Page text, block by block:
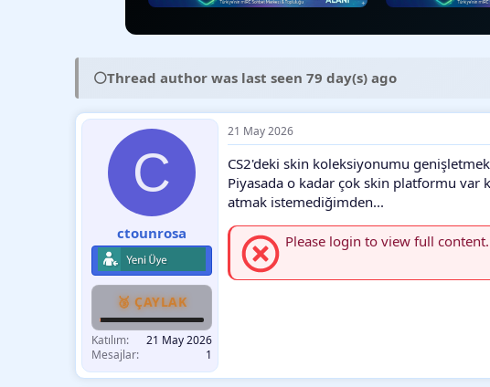
⚪Thread author was last seen 79 day(s) ago
C
ctounrosa
🥉 ÇAYLAK
Katılım
21 May 2026
Mesajlar
1
21 May 2026
CS2'deki skin koleksiyonumu
Piyasada o kadar çok skin platformu
atmak istemediğimden...
Please login to view full content.